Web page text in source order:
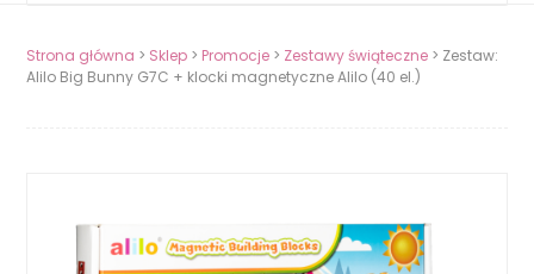
Strona główna > Sklep > Promocje > Zestawy świąteczne > Zestaw:
Alilo Big Bunny G7C + klocki magnetyczne Alilo (40 el.)